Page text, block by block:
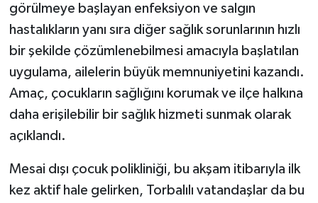
görülmeye başlayan enfeksiyon ve salgın
hastalıkların yanı sıra diğer sağlık sorunlarının hızlı
bir şekilde çözümlenebilmesi amacıyla başlatılan
uygulama, ailelerin büyük memnuniyetini kazandı.
Amaç, çocukların sağlığını korumak ve ilçe halkına
daha erişilebilir bir sağlık hizmeti sunmak olarak
açıklandı.
Mesai dışı çocuk polikliniği, bu akşam itibarıyla ilk
kez aktif hale gelirken, Torbalılı vatandaşlar da bu